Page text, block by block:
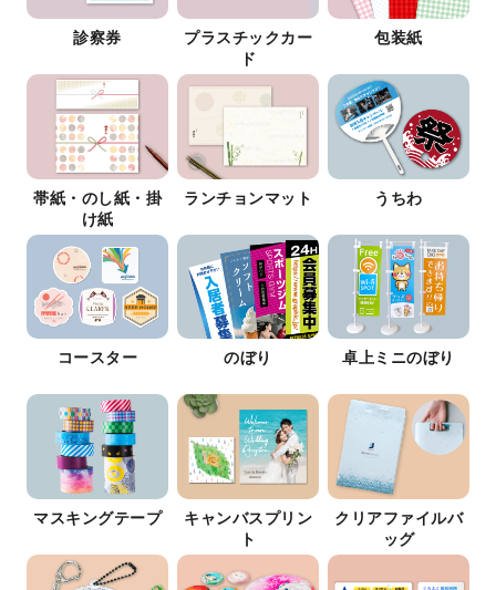
診察券
プラスチックカー
ド
包装紙
帯紙・のし紙・掛
け紙
ランチョンマット うちわ
コースター のぼり 卓上ミニのぼり
マスキングテープ
キャンバスプリン
ト
クリアファイルバ
ッグ